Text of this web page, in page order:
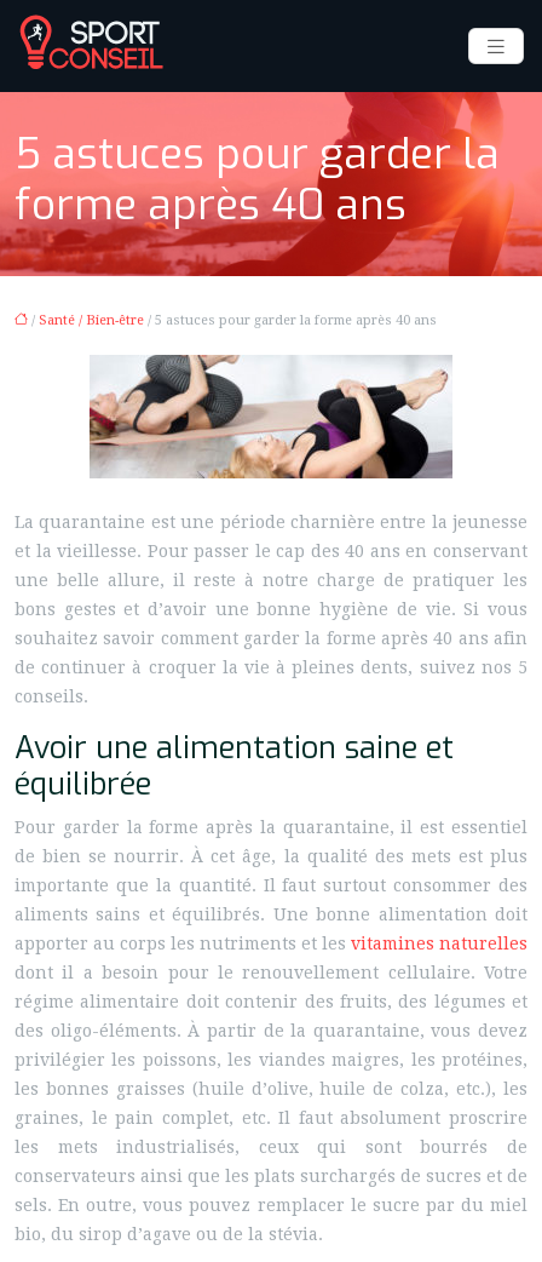
5 astuces pour garder la
forme après 40 ans
/ Santé / Bien-être / 5 astuces pour garder la forme après 40 ans
La quarantaine est une période charnière entre la jeunesse
et la vieillesse. Pour passer le cap des 40 ans en conservant
une belle allure, il reste à notre charge de pratiquer les
bons gestes et d’avoir une bonne hygiène de vie. Si vous
souhaitez savoir comment garder la forme après 40 ans afin
de continuer à croquer la vie à pleines dents, suivez nos 5
conseils.
Avoir une alimentation saine et
équilibrée
Pour garder la forme après la quarantaine, il est essentiel
de bien se nourrir. À cet âge, la qualité des mets est plus
importante que la quantité. Il faut surtout consommer des
aliments sains et équilibrés. Une bonne alimentation doit
apporter au corps les nutriments et les vitamines naturelles
dont il a besoin pour le renouvellement cellulaire. Votre
régime alimentaire doit contenir des fruits, des légumes et
des oligo-éléments. À partir de la quarantaine, vous devez
privilégier les poissons, les viandes maigres, les protéines,
les bonnes graisses (huile d’olive, huile de colza, etc.), les
graines, le pain complet, etc. Il faut absolument proscrire
les mets industrialisés, ceux qui sont bourrés de
conservateurs ainsi que les plats surchargés de sucres et de
sels. En outre, vous pouvez remplacer le sucre par du miel
bio, du sirop d’agave ou de la stévia.